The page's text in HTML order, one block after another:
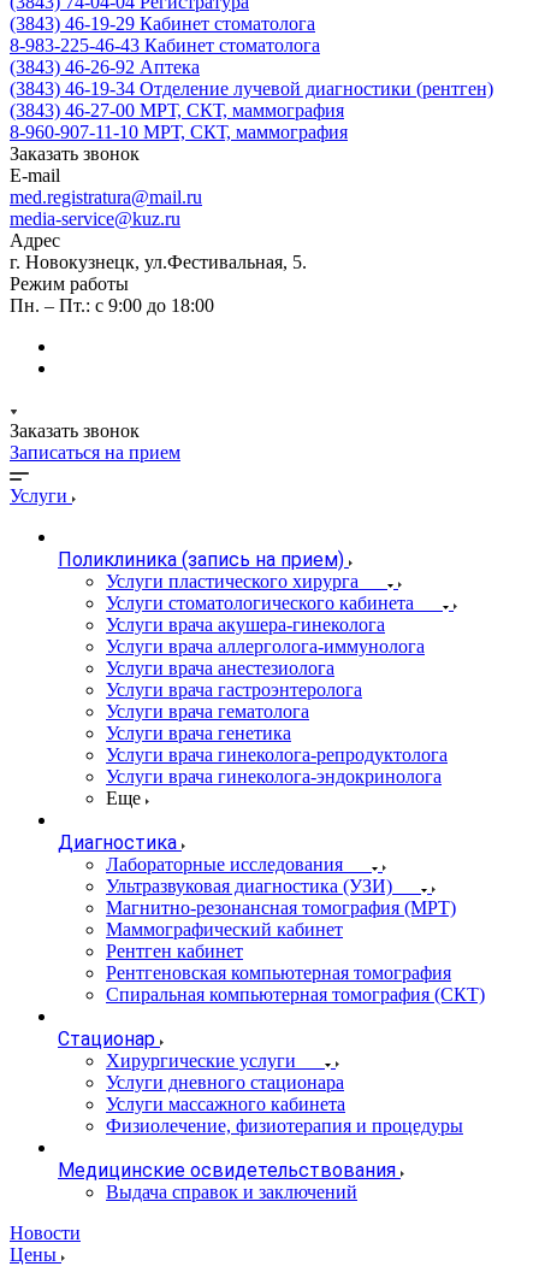
(3843) 46-19-29 Кабинет стоматолога
8-983-225-46-43 Кабинет стоматолога
(3843) 46-26-92 Аптека
(3843) 46-19-34 Отделение лучевой диагностики (рентген)
(3843) 46-27-00 МРТ, СКТ, маммография
8-960-907-11-10 МРТ, СКТ, маммография
Заказать звонок
E-mail
med.registratura@mail.ru
media-service@kuz.ru
Адрес
г. Новокузнецк, ул.Фестивальная, 5.
Режим работы
Пн. – Пт.: с 9:00 до 18:00
Заказать звонок
Записаться на прием
Услуги
Поликлиника (запись на прием)
Услуги пластического хирурга
Услуги стоматологического кабинета
Услуги врача акушера-гинеколога
Услуги врача аллерголога-иммунолога
Услуги врача анестезиолога
Услуги врача гастроэнтеролога
Услуги врача гематолога
Услуги врача генетика
Услуги врача гинеколога-репродуктолога
Услуги врача гинеколога-эндокринолога
Еще
Диагностика
Лабораторные исследования
Ультразвуковая диагностика (УЗИ)
Магнитно-резонансная томография (МРТ)
Маммографический кабинет
Рентген кабинет
Рентгеновская компьютерная томография
Спиральная компьютерная томография (СКТ)
Стационар
Хирургические услуги
Услуги дневного стационара
Услуги массажного кабинета
Физиолечение, физиотерапия и процедуры
Медицинские освидетельствования
Выдача справок и заключений
Новости
Цены